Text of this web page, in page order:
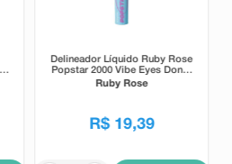
Delineador Líquido Ruby Rose
Popstar 2000 Vibe Eyes Don' t
Lie Preto 5,5g
Ruby Rose
R$ 19,39